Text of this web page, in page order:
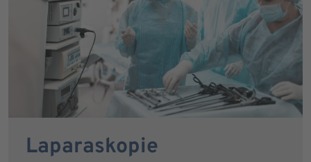
Laparaskopie